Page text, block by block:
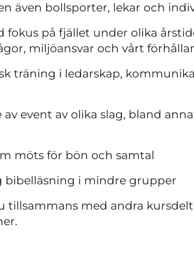
även bollsporter, lekar och
fokus på fjället under olika
miljöansvar och vårt
träning i ledarskap,
event av olika slag, bland
möts för bön och samtal
bibelläsning i mindre grupper
tillsammans med andra